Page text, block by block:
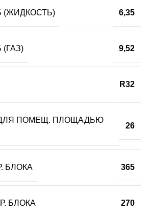
(ЖИДКОСТЬ) 6,35
9,52
R32
ПОМЕЩ. ПЛОЩАДЬЮ
26
БЛОКА 365
БЛОКА 270